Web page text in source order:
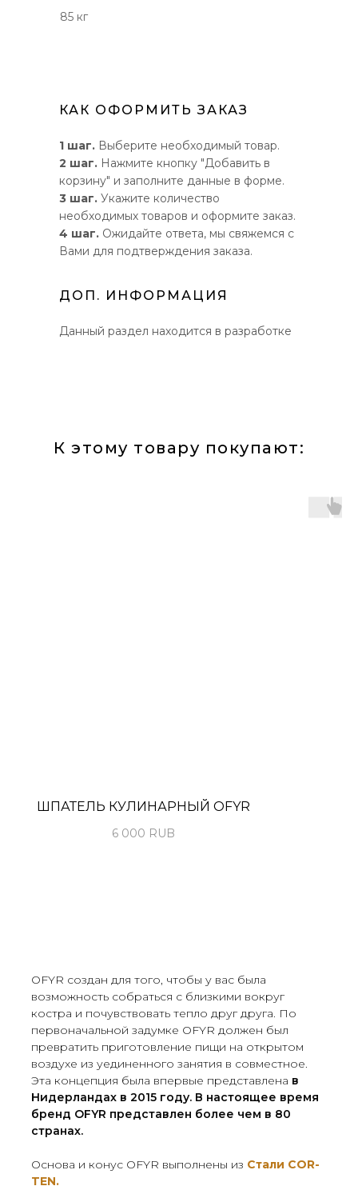
85 кг
ДОП. ИНФОРМАЦИЯ
Данный раздел находится в разработке
КАК ОФОРМИТЬ ЗАКАЗ
1 шаг. Выберите необходимый товар.
2 шаг. Нажмите кнопку "Добавить в
корзину" и заполните данные в форме.
3 шаг. Укажите количество
необходимых товаров и оформите заказ.
4 шаг. Ожидайте ответа, мы свяжемся с
Вами для подтверждения заказа.
К этому товару покупают:
ШПАТЕЛЬ КУЛИНАРНЫЙ OFYR
6 000 RUB
OFYR создан для того, чтобы у вас была
возможность собраться с близкими вокруг
костра и почувствовать тепло друг друга. По
первоначальной задумке OFYR должен был
превратить приготовление пищи на открытом
воздухе из уединенного занятия в совместное.
Эта концепция была впервые представлена в
Нидерландах в 2015 году. В настоящее время
бренд OFYR представлен более чем в 80
странах.
Основа и конус OFYR выполнены из Стали COR-
TEN.